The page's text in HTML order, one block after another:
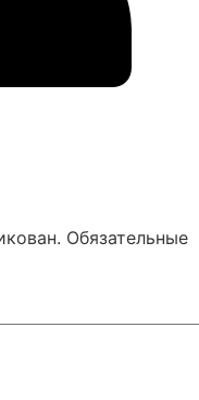
Обязательные